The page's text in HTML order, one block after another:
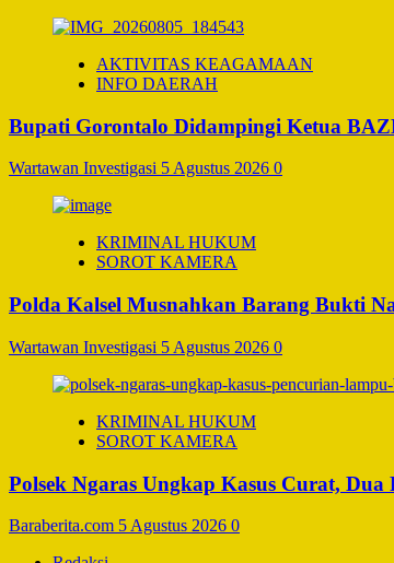
AKTIVITAS KEAGAMAAN
INFO DAERAH
Bupati Gorontalo Didampingi Ketua
Wartawan Investigasi 5 Agustus 2026 0
KRIMINAL HUKUM
SOROT KAMERA
Polda Kalsel Musnahkan Barang Bukti
Wartawan Investigasi 5 Agustus 2026 0
KRIMINAL HUKUM
SOROT KAMERA
Polsek Ngaras Ungkap Kasus Curat,
Baraberita.com 5 Agustus 2026 0